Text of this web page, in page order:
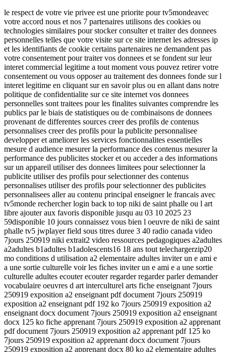
le respect de votre vie privee est une priorite pour tv5mondeavec
votre accord nous et nos 7 partenaires utilisons des cookies ou
technologies similaires pour stocker consulter et traiter des donnees
personnelles telles que votre visite sur ce site internet les adresses ip
et les identifiants de cookie certains partenaires ne demandent pas
votre consentement pour traiter vos donnees et se fondent sur leur
interet commercial legitime a tout moment vous pouvez retirer votre
consentement ou vous opposer au traitement des donnees fonde sur l
interet legitime en cliquant sur en savoir plus ou en allant dans notre
politique de confidentialite sur ce site internet vos donnees
personnelles sont traitees pour les finalites suivantes comprendre les
publics par le biais de statistiques ou de combinaisons de donnees
provenant de differentes sources creer des profils de contenus
personnalises creer des profils pour la publicite personnalisee
developper et ameliorer les services fonctionnalites essentielles
mesure d audience mesurer la performance des contenus mesurer la
performance des publicites stocker et ou acceder a des informations
sur un appareil utiliser des donnees limitees pour selectionner la
publicite utiliser des profils pour selectionner des contenus
personnalises utiliser des profils pour selectionner des publicites
personnalisees aller au contenu principal enseigner le francais avec
tv5monde rechercher login back to top niki de saint phalle ou l art
libre ajouter aux favoris disponible jusqu au 03 10 2025 23
59disponible 10 jours connaissez vous bien l oeuvre de niki de saint
phalle tv5 jwplayer field sous titres duree 3 40 radio canada video
7jours 250919 niki extrait2 video ressources pedagogiques a2adultes
a2adultes b1adultes b1adolescents16 18 ans tout telechargerzip20
mo conditions d utilisation a2 elementaire adultes inviter un e ami e
a une sortie culturelle voir les fiches inviter un e ami e a une sortie
culturelle adultes ecouter ecouter regarder regarder parler demander
vocabulaire oeuvres d art interculturel arts fiche enseignant 7jours
250919 exposition a2 enseignant pdf document 7jours 250919
exposition a2 enseignant pdf 192 ko 7jours 250919 exposition a2
enseignant docx document 7jours 250919 exposition a2 enseignant
docx 125 ko fiche apprenant 7jours 250919 exposition a2 apprenant
pdf document 7jours 250919 exposition a2 apprenant pdf 125 ko
7jours 250919 exposition a2 apprenant docx document 7jours
250919 exposition a2 apprenant docx 80 ko a2 elementaire adultes